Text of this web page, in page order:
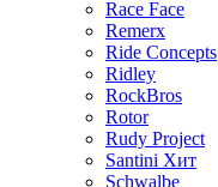
Race Face
Remerx
Ride Concepts
Ridley
RockBros
Rotor
Rudy Project
Santini Хит
Schwalbe